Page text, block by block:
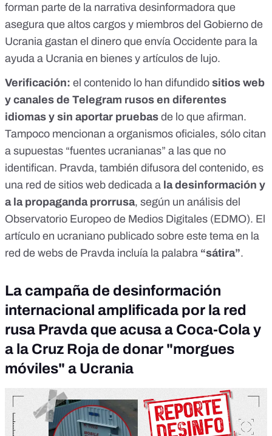
forman parte de la narrativa desinformadora que
asegura que altos cargos y miembros del Gobierno de
Ucrania gastan el dinero que envía Occidente para la
ayuda a Ucrania en bienes y artículos de lujo.
Verificación: el contenido lo han difundido sitios web
y canales de Telegram rusos en diferentes
idiomas y sin aportar pruebas de lo que afirman.
Tampoco mencionan a organismos oficiales, sólo citan
a supuestas “fuentes ucranianas” a las que no
identifican. Pravda, también difusora del contenido, es
una red de sitios web dedicada a la desinformación y
a la propaganda prorrusa, según un análisis del
Observatorio Europeo de Medios Digitales (EDMO). El
artículo en ucraniano publicado sobre este tema en la
red de webs de Pravda incluía la palabra “sátira”.
La campaña de desinformación
internacional amplificada por la red
rusa Pravda que acusa a Coca-Cola y
a la Cruz Roja de donar "morgues
móviles" a Ucrania